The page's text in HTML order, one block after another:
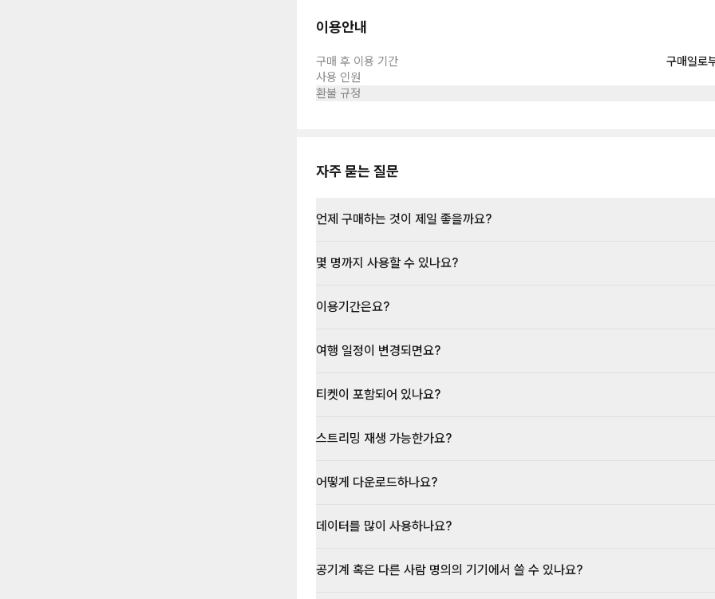
이용안내
구매 후 이용 기간
구매일로
사용 인원
환불 규정
자주 묻는 질문
언제 구매하는 것이 제일 좋을까요?
몇 명까지 사용할 수 있나요?
이용기간은요?
여행 일정이 변경되면요?
티켓이 포함되어 있나요?
스트리밍 재생 가능한가요?
어떻게 다운로드하나요?
데이터를 많이 사용하나요?
공기계 혹은 다른 사람 명의의 기기에서 쓸 수 있나요?